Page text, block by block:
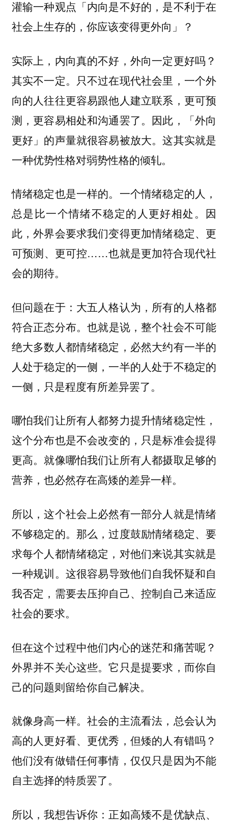
灌输一种观点「内向是不好的，是不利于在
社会上生存的，你应该变得更外向」？
实际上，内向真的不好，外向一定更好吗？
其实不一定。只不过在现代社会里，一个外
向的人往往更容易跟他人建立联系，更可预
测，更容易相处和沟通罢了。因此，「外向
更好」的声量就很容易被放大。这其实就是
一种优势性格对弱势性格的倾轧。
情绪稳定也是一样的。一个情绪稳定的人，
总是比一个情绪不稳定的人更好相处。因
此，外界会要求我们变得更加情绪稳定、更
可预测、更可控……也就是更加符合现代社
会的期待。
但问题在于：大五人格认为， 所有的人格都
符合正态分布。也就是说，整个社会不可能
绝大多数人都情绪稳定，必然大约有一半的
人处于稳定的一侧，一半的人处于不稳定的
一侧，只是程度有所差异罢了。
哪怕我们让所有人都努力提升情绪稳定性，
这个分布也是不会改变的，只是标准会提得
更高。就像哪怕我们让所有人都摄取足够的
营养，也必然存在高矮的差异一样。
所以，这个社会上必然有一部分人就是情绪
不够稳定的。那么，过度鼓励情绪稳定、要
求每个人都情绪稳定，对他们来说其实就是
一种规训。 这很容易导致他们自我怀疑和自
我否定，需要去压抑自己、控制自己来适应
社会的要求。
但在这个过程中他们内心的迷茫和痛苦呢？
外界并不关心这些。它只是提要求，而你自
己的问题则留给你自己解决。
就像身高一样。社会的主流看法，总会认为
高的人更好看、更优秀，但矮的人有错吗？
他们没有做错任何事情，仅仅只是因为不能
自主选择的特质罢了。
所以，我想告诉你：正如高矮不是优缺点、